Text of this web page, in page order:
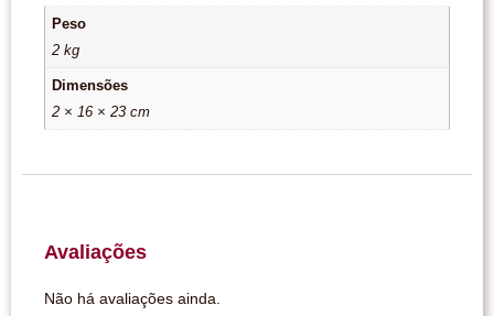
Peso
2 kg
Dimensões
2 × 16 × 23 cm
Avaliações
Não há avaliações ainda.